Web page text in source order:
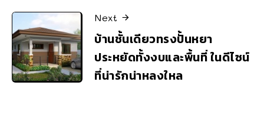
Next
บ้านชั้นเดียวทรงปั้นหยา
ประหยัดทั้งงบและพื้นที่ ในดีไซน์
ที่น่ารักน่าหลงใหล